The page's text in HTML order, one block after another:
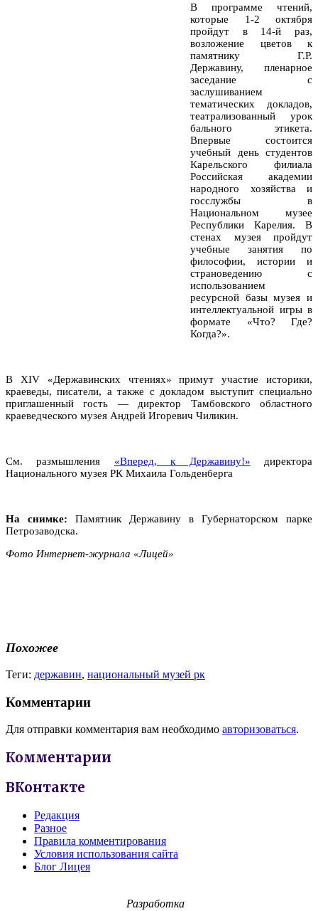
В программе чтений,
которые 1-2 октября
пройдут в 14-й раз,
возложение цветов к
памятнику Г.Р.
Державину, пленарное
заседание с
заслушиванием
тематических докладов,
театрализованный урок
бального этикета.
Впервые состоится
учебный день студентов
Карельского филиала
Российская академии
народного хозяйства и
госслужбы в
Национальном музее
Республики Карелия. В
стенах музея пройдут
учебные занятия по
философии, истории и
страноведению с
использованием
ресурсной базы музея и
интеллектуальной игры в
формате «Что? Где?
Когда?».
В XIV «Державинских чтениях» примут участие историки,
краеведы, писатели, а также с докладом выступит специально
приглашенный гость — директор Тамбовского областного
краеведческого музея Андрей Игоревич Чиликин.
См. размышления «Вперед, к Державину!» директора
Национального музея РК Михаила Гольденберга
На снимке: Памятник Державину в Губернаторском парке
Петрозаводска.
Фото Интернет-журнала «Лицей»
Похожее
Теги: державин, национальный музей рк
Комментарии
Для отправки комментария вам необходимо авторизоваться.
Комментарии
ВКонтакте
Редакция
Разное
Правила комментирования
Условия использования сайта
Блог Лицея
Разработка